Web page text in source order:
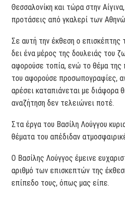
Θεσσαλονίκη και τώρα στην
προτάσεις από γκαλερί των
Σε αυτή την έκθεση ο επισκέπτης
δει ένα μέρος της δουλειάς του
αφορούσε τοπία, ενώ το θέμα της
του αφορούσε προσωπογραφίες,
αρέσει καταπιάνεται με διάφορα
αναζήτηση δεν τελειώνει ποτέ.
Στα έργα του Βασίλη Λούγγου
θέματα του απέδιδαν
Ο Βασίλης Λούγγος έμεινε
αριθμό των επισκεπτών της
επίπεδο τους, όπως μας είπε.